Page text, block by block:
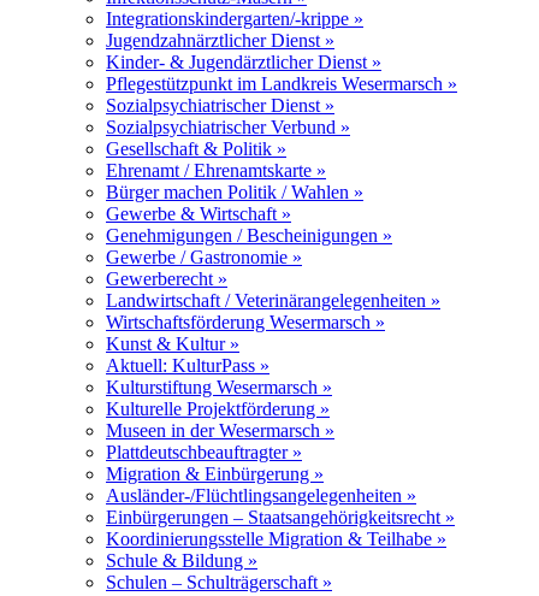
Integrationskindergarten/-krippe »
Jugendzahnärztlicher Dienst »
Kinder- & Jugendärztlicher Dienst »
Pflegestützpunkt im Landkreis Wesermarsch »
Sozialpsychiatrischer Dienst »
Sozialpsychiatrischer Verbund »
Gesellschaft & Politik »
Ehrenamt / Ehrenamtskarte »
Bürger machen Politik / Wahlen »
Gewerbe & Wirtschaft »
Genehmigungen / Bescheinigungen »
Gewerbe / Gastronomie »
Gewerberecht »
Landwirtschaft / Veterinärangelegenheiten »
Wirtschaftsförderung Wesermarsch »
Kunst & Kultur »
Aktuell: KulturPass »
Kulturstiftung Wesermarsch »
Kulturelle Projektförderung »
Museen in der Wesermarsch »
Plattdeutschbeauftragter »
Migration & Einbürgerung »
Ausländer-/Flüchtlingsangelegenheiten »
Einbürgerungen – Staatsangehörigkeitsrecht »
Koordinierungsstelle Migration & Teilhabe »
Schule & Bildung »
Schulen – Schulträgerschaft »